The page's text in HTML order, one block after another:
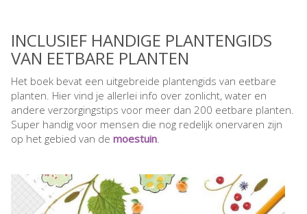
INCLUSIEF HANDIGE PLANTENGIDS
VAN EETBARE PLANTEN
Het boek bevat een uitgebreide plantengids van eetbare
planten. Hier vind je allerlei info over zonlicht, water en
andere verzorgingstips voor meer dan 200 eetbare planten.
Super handig voor mensen die nog redelijk onervaren zijn
op het gebied van de moestuin